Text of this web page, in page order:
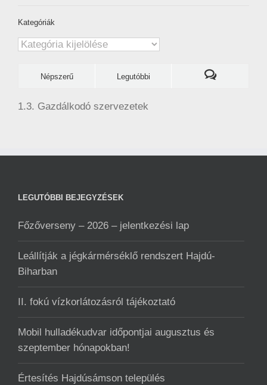
Kategóriák
Kategóriák
Népszerű Legutóbbi
1.3. Gazdálkodó szervezetek
LEGUTÓBBI BEJEGYZÉSEK
Főzőverseny – 2026 – jelentkezési lap
Leállítják a jégkármérséklő rendszert Hajdú-
Biharban
II. fokú vízkorlátozásról tájékoztató
Mobil hulladékudvar ️időpontjai augusztus és
szeptember hónapokban!
Értesítés Hajdúsámson település